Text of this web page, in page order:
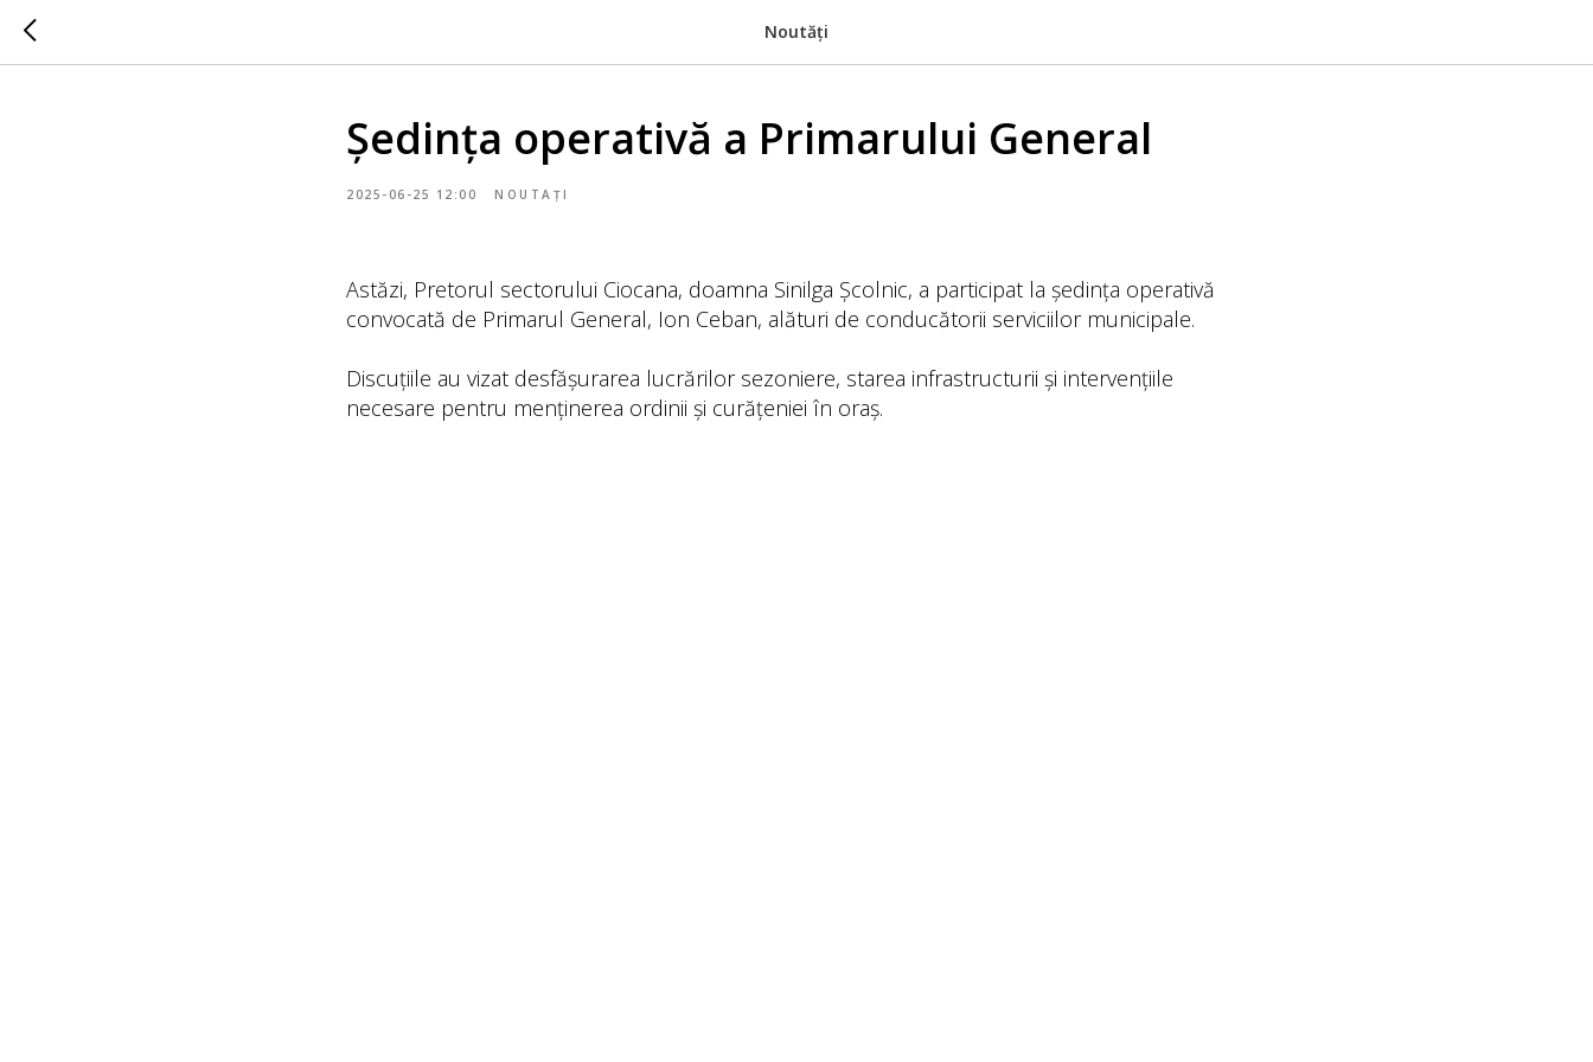
Noutăți
Ședința operativă a Primarului General
2025-06-25 12:00 NOUTAȚI
Astăzi, Pretorul sectorului Ciocana, doamna Sinilga Școlnic, a participat la ședința operativă
convocată de Primarul General, Ion Ceban, alături de conducătorii serviciilor municipale.
Discuțiile au vizat desfășurarea lucrărilor sezoniere, starea infrastructurii și intervențiile
necesare pentru menținerea ordinii și curățeniei în oraș.